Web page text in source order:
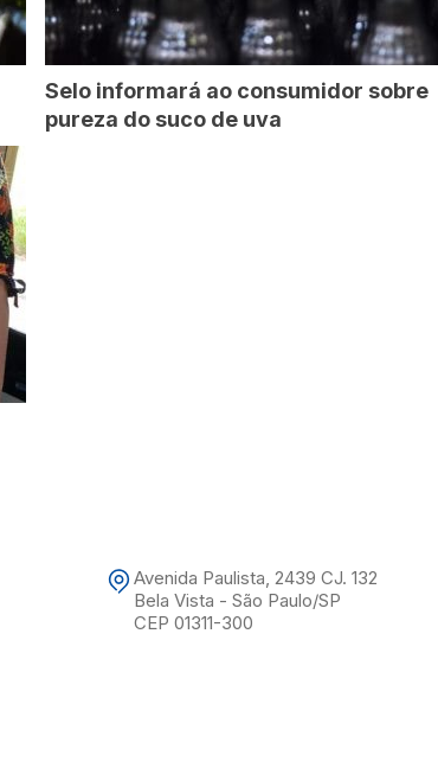
Selo informará ao consumidor sobre
pureza do suco de uva
Avenida Paulista, 2439 CJ. 132
Bela Vista - São Paulo/SP
CEP 01311-300